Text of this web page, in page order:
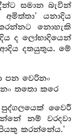
සමාන බැවින්
යනාදිය
නොහැකි
ද ලෝභාදියෙන්
දතයුතුය. මේ
පන වෙරිනං
නං තතො කරෙ
වෛරී
නම් වරදවා
කරන්නේය.’